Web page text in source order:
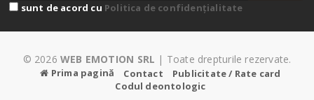
sunt de acord cu Politica de confidențialitate
© 2026 WEB EMOTION SRL | Toate drepturile rezervate.
Prima pagină Contact
Publicitate / Rate card
Codul deontologic